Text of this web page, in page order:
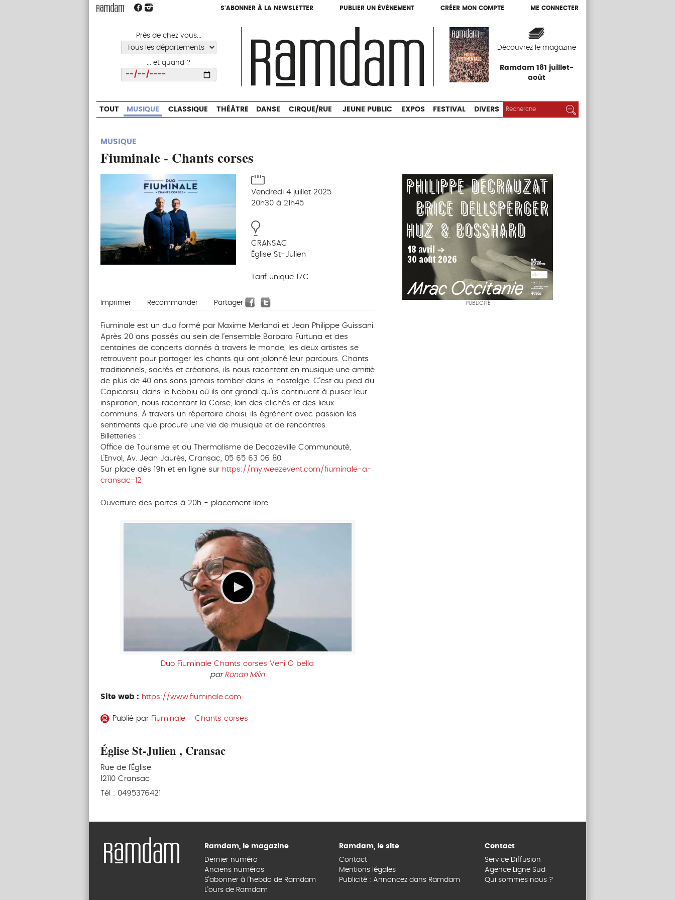
S'ABONNER À LA NEWSLETTER PUBLIER UN ÉVÈNEMENT CRÉER MON COMPTE ME CONNECTER
Près de chez vous...
... et quand ?
Découvrez le magazine
Ramdam 181 juillet-
août
S'ABONNER À LA NEWSLETTER PUBLIER UN ÉVÈNEMENT CRÉER MON COMPTE ME CONNECTER
CIRQUE/RUE JEUNE PUBLIC EXPOS
TOUT MUSIQUE CLASSIQUE THÉÂTRE DANSE CIRQUE/RUE JEUNE PUBLIC EXPOS FESTIVAL DIVERS RECHERCHER :
MUSIQUE
Fiuminale - Chants corses
Vendredi 4 juillet 2025
20h30 à 21h45
CRANSAC
Église St-Julien
Tarif unique 17€
Imprimer Recommander Partager
Fiuminale est un duo formé par Maxime Merlandi et Jean Philippe Guissani.
Après 20 ans passés au sein de l’ensemble Barbara Furtuna et des
centaines de concerts donnés à travers le monde, les deux artistes se
retrouvent pour partager les chants qui ont jalonné leur parcours. Chants
traditionnels, sacrés et créations, ils nous racontent en musique une amitié
de plus de 40 ans sans jamais tomber dans la nostalgie. C’est au pied du
Capicorsu, dans le Nebbiu où ils ont grandi qu’ils continuent à puiser leur
inspiration, nous racontant la Corse, loin des clichés et des lieux
communs. À travers un répertoire choisi, ils égrènent avec passion les
sentiments que procure une vie de musique et de rencontres.
Billetteries :
Office de Tourisme et du Thermalisme de Decazeville Communauté,
L’Envol, Av. Jean Jaurès, Cransac, 05 65 63 06 80
Sur place dès 19h et en ligne sur https://my.weezevent.com/fiuminale-a-
cransac-12
Ouverture des portes à 20h - placement libre
Duo Fiuminale Chants corses Veni O bella
par Ronan Milin
Site web : https://www.fiuminale.com
Publié par Fiuminale - Chants corses
Église St-Julien , Cransac
Rue de l'Église
12110 Cransac
Tél : 0495376421
PUBLICITÉ
Ramdam, le magazine
Dernier numéro
Anciens numéros
S’abonner à l’hebdo de Ramdam
L’ours de Ramdam
Ramdam, le site
Contact
Mentions légales
Publicité : Annoncez dans Ramdam
Contact
Service Diffusion
Agence Ligne Sud
Qui sommes nous ?